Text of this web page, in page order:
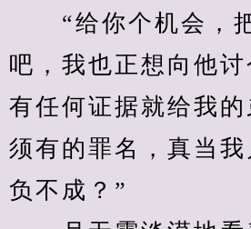
“给你个机会，把
吧，我也正想向他
有任何证据就给我
须有的罪名，真当
负不成？”